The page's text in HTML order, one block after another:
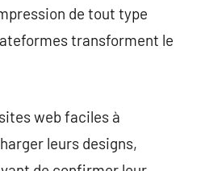
de tout type
transforment le
web faciles à
leurs designs,